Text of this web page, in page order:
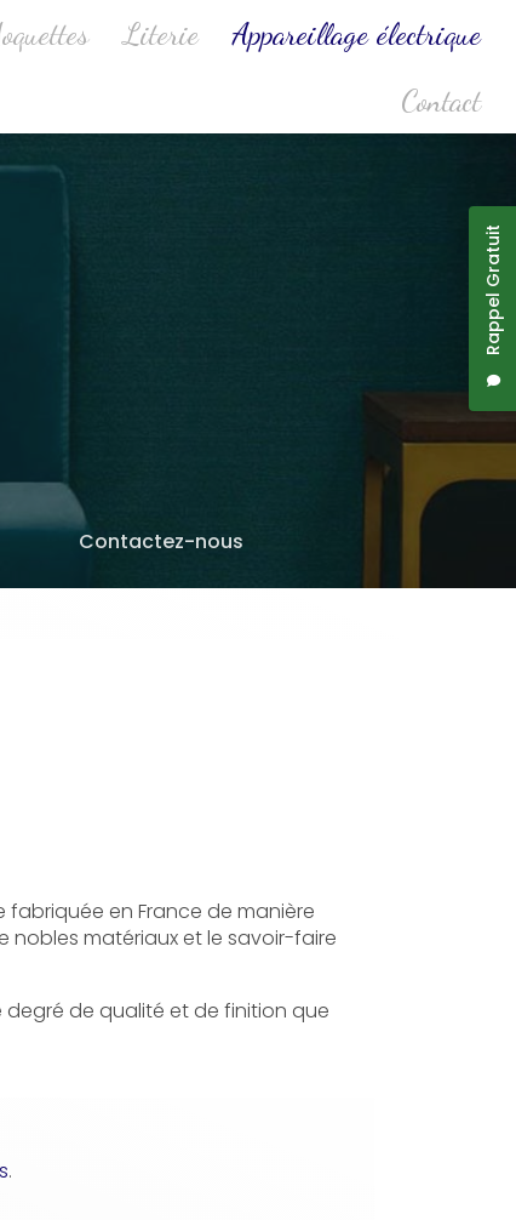
Rappel Gratuit
Literie
Appareillage électrique
Contact
Contactez-nous
en France de manière
nobles matériaux et le savoir-faire
degré de qualité et de finition que
.